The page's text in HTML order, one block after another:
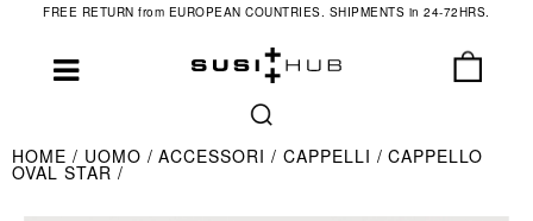
FREE RETURN from EUROPEAN COUNTRIES. SHIPMENTS in 24-72HRS.
HOME UOMO ACCESSORI CAPPELLI CAPPELLO
OVAL STAR